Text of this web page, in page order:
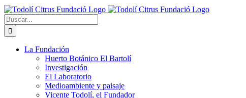
Buscar:
La Fundación
Huerto Botánico El Bartolí
Investigación
El Laboratorio
Medioambiente y paisaje
Vicente Todolí, el Fundador